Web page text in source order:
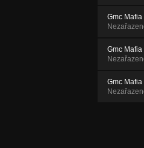
Gmc Mafia
Gmc
Gmc